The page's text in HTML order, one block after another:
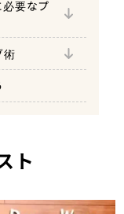
ー
必要なプ
リスト
き特有の
ーンスパイク
ール【冬】
年】
アイテム
スト
術
ものはザッ
前面に
ト